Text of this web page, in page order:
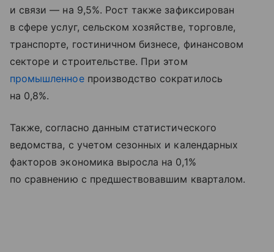
и связи — на 9,5%. Рост также зафиксирован
в сфере услуг, сельском хозяйстве, торговле,
транспорте, гостиничном бизнесе, финансовом
секторе и строительстве. При этом
промышленноепроизводство сократилось
на 0,8%.
Также, согласно данным статистического
ведомства, с учетом сезонных и календарных
факторов экономика выросла на 0,1%
по сравнению с предшествовавшим кварталом.